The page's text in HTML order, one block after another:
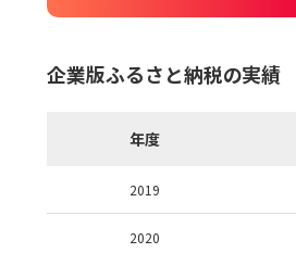
企業版ふるさと納税の実績
年度
2019
2020